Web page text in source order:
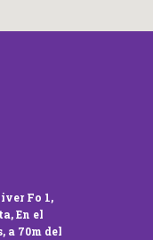
Fo 1,
En el
a 70m del